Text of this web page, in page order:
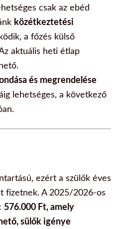
csak az ebéd
közétkeztetési
a főzés külső
aktuális heti étlap
és megrendelése
lehetséges, a következő
ezért a szülők éves
fizetnek. A 2025/2026-os
576.000 Ft, amely
sülők igénye